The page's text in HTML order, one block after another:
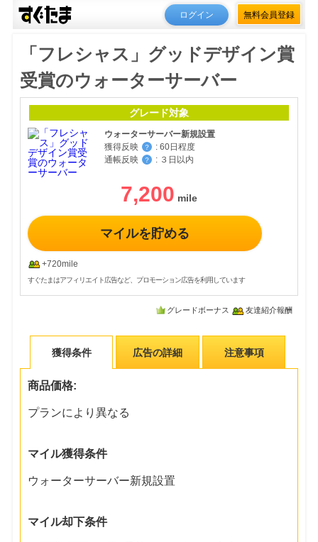
ログイン 無料会員登録
「フレシャス」グッドデザイン賞
受賞のウォーターサーバー
グレード対象
ウォーターサーバー新規設置
獲得反映
？ : 60日程度
通帳反映
？ : ３日以内
7,200
マイルを貯める
+720mile
すぐたまはアフィリエイト広告など、プロモーション広告を利用しています
グレードボーナス 友達紹介報酬
獲得条件 広告の詳細 注意事項
商品価格:
プランにより異なる
マイル獲得条件
ウォーターサーバー新規設置
マイル却下条件